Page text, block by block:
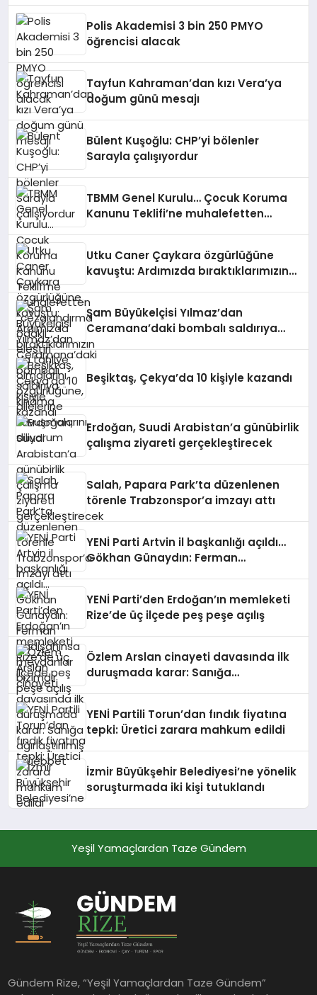
Polis Akademisi 3 bin 250 PMYO
öğrencisi alacak
Tayfun Kahraman’dan kızı Vera’ya
doğum günü mesajı
Bülent Kuşoğlu: CHP’yi bölenler
Sarayla çalışıyordur
TBMM Genel Kurulu… Çocuk Koruma
Kanunu Teklifi’ne muhalefetten
Utku Caner Çaykara özgürlüğüne
kavuştu: Ardımızda bıraktıklarımızın
ailelerine kavuşmalarını diliyorum
Şam Büyükelçisi Yılmaz’dan
Ceramana’daki bombalı saldırıya
kınama
Beşiktaş, Çekya’da 10 kişiyle kazandı
Erdoğan, Suudi Arabistan’a günübirlik
çalışma ziyareti gerçekleştirecek
Salah, Papara Park’ta düzenlenen
törenle Trabzonspor’a imzayı attı
YENİ Parti Artvin il başkanlığı açıldı…
Gökhan Günaydın: Ferman
YENİ Parti’den Erdoğan’ın memleketi
Rize’de üç ilçede peş peşe açılış
Özlem Arslan cinayeti davasında ilk
duruşmada karar: Sanığa
YENİ Partili Torun’dan fındık fiyatına
tepki: Üretici zarara mahkum edildi
İzmir Büyükşehir Belediyesi’ne yönelik
soruşturmada iki kişi tutuklandı
Yeşil Yamaçlardan Taze Gündem
Gündem Rize, “Yeşil Yamaçlardan Taze Gündem”